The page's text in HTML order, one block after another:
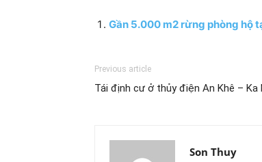
Gần 5.000 m2 rừng phòng hộ
Previous article
Tái định cư ở thủy điện An Khê –
Son Thuy